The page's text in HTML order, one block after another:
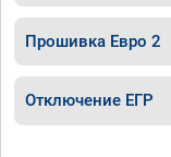
Прошивка Евро 2
Отключение ЕГР